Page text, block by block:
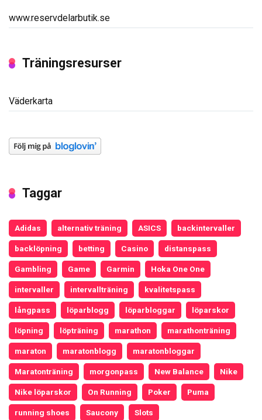
www.reservdelarbutik.se
Träningsresurser
Väderkarta
Taggar
Adidas alternativ träning ASICS backintervaller
backlöpning betting Casino distanspass
Gambling Game Garmin Hoka One One
intervaller intervallträning kvalitetspass
långpass löparblogg löparbloggar löparskor
löpning löpträning marathon marathonträning
maraton maratonblogg maratonbloggar
Maratonträning morgonpass New Balance Nike
Nike löparskor On Running Poker Puma
running shoes Saucony Slots